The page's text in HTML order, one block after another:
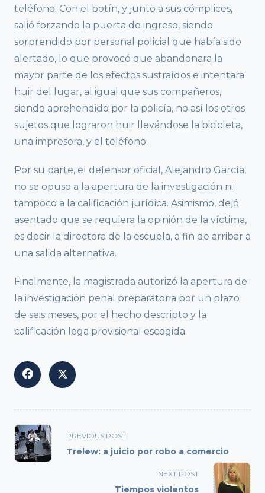
teléfono. Con el botín, y junto a sus cómplices,
salió forzando la puerta de ingreso, siendo
sorprendido por personal policial que había sido
alertado, lo que provocó que abandonara la
mayor parte de los efectos sustraídos e intentara
huir del lugar, al igual que sus compañeros,
siendo aprehendido por la policía, no así los otros
sujetos que lograron huir llevándose la bicicleta,
una impresora, y el teléfono.
Por su parte, el defensor oficial, Alejandro García,
no se opuso a la apertura de la investigación ni
tampoco a la calificación jurídica. Asimismo, dejó
asentado que se requiera la opinión de la víctima,
es decir la directora de la escuela, a fin de arribar a
una salida alternativa.
Finalmente, la magistrada autorizó la apertura de
la investigación penal preparatoria por un plazo
de seis meses, por el hecho descripto y la
calificación lega provisional escogida.
<span
class="nav-
subtitle
PREVIOUS POST
Trelew: a juicio por robo a comercio
NEXT POST
Tiempos violentos